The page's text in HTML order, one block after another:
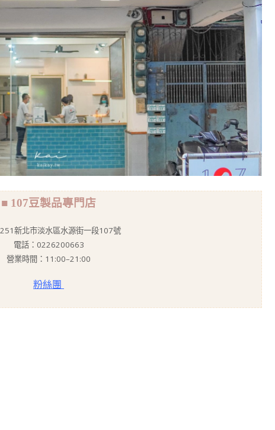
■ 107豆製品專門店
新北市淡水區水源街一段107號
電話：0226200663
營業時間：11:00–21:00
粉絲團